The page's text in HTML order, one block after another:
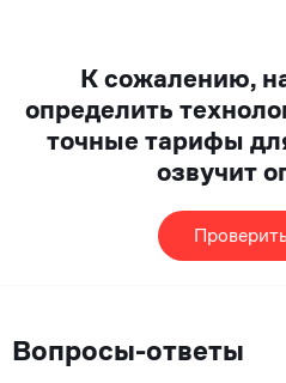
К сожалению,
определить
точные тарифы
озвучит
Вопросы-ответы